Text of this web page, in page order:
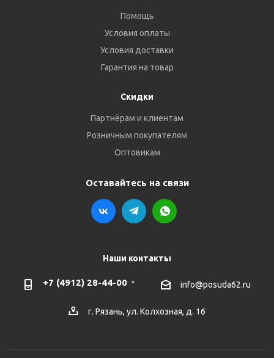
Помощь
Условия оплаты
Условия доставки
Гарантия на товар
Скидки
Партнёрам и клиентам
Розничным покупателям
Оптовикам
Оставайтесь на связи
Наши контакты
+7 (4912) 28-44-00 info@posuda62.ru
г. Рязань, ул. Колхозная, д. 16